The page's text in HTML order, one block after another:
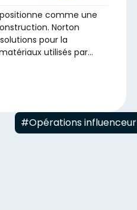
comme une
Norton
pour la
utilisés par…
#Opérations influenceur